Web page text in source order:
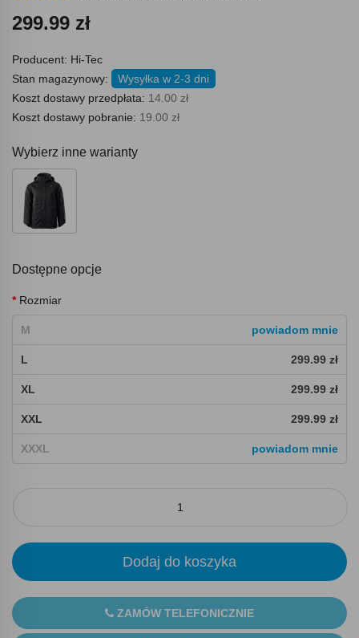
299.99 zł
Producent: Hi-Tec
Stan magazynowy:
Wysyłka w 2-3 dni
Koszt dostawy przedpłata: 14.00 zł
Koszt dostawy pobranie: 19.00 zł
Wybierz inne warianty
Dostępne opcje
Rozmiar
M powiadom mnie
L 299.99 zł
XL 299.99 zł
XXL 299.99 zł
XXXL powiadom mnie
Dodaj do koszyka
ZAMÓW TELEFONICZNIE